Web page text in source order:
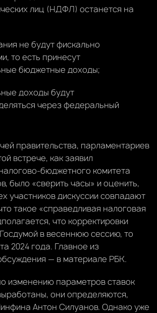
лиц (НДФЛ) останется на
не будут фискально
то есть принесут
бюджетные доходы;
доходы будут
через федеральный
правительства, парламентариев
встрече, как заявил
бюджетного комитета
было «сверить часы» и оценить,
участников дискуссии совпадают
такое «справедливая налоговая
что корректировки
в весеннюю сессию, то
2024 года. Главное из
— в материале РБК.
изменению параметров ставок
они определяются,
Антон Силуанов. Однако уже